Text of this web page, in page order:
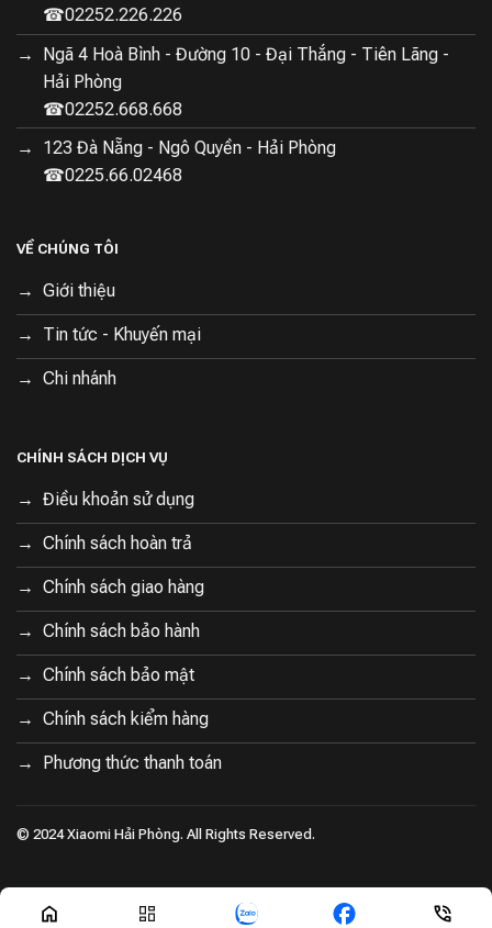
☎02252.226.226
Ngã 4 Hoà Bình - Đường 10 - Đại Thắng - Tiên Lãng -
Hải Phòng
☎02252.668.668
123 Đà Nẵng - Ngô Quyền - Hải Phòng
☎0225.66.02468
VỀ CHÚNG TÔI
Giới thiệu
Tin tức - Khuyến mại
Chi nhánh
CHÍNH SÁCH DỊCH VỤ
Điều khoản sử dụng
Chính sách hoàn trả
Chính sách giao hàng
Chính sách bảo hành
Chính sách bảo mật
Chính sách kiểm hàng
Phương thức thanh toán
© 2024 Xiaomi Hải Phòng. All Rights Reserved.